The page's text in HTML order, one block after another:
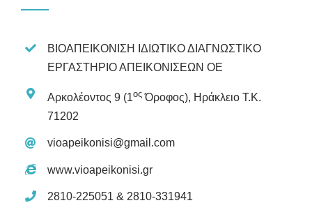
ΒΙΟΑΠΕΙΚΟΝΙΣΗ ΙΔΙΩΤΙΚΟ ΔΙΑΓΝΩΣΤΙΚΟ
ΕΡΓΑΣΤΗΡΙΟ ΑΠΕΙΚΟΝΙΣΕΩΝ ΟΕ
Αρκολέοντος 9 (1ος Όροφος), Ηράκλειο Τ.Κ.
71202
vioapeikonisi@gmail.com
www.vioapeikonisi.gr
2810-225051 & 2810-331941